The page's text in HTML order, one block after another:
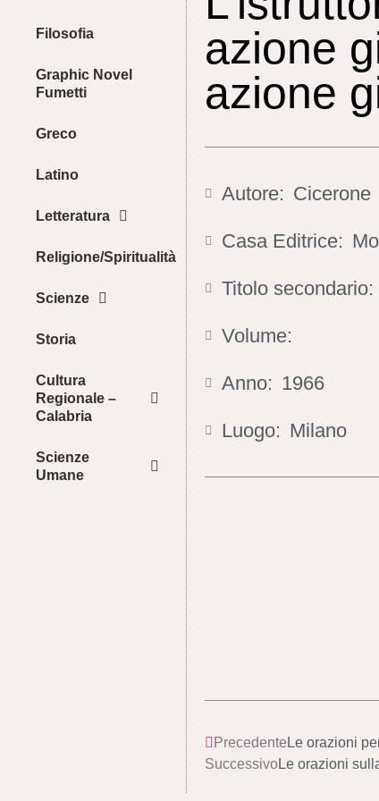
Filosofia
Graphic Novel
Fumetti
Greco
Latino
Letteratura
Religione/Spiritualità
Scienze
Storia
Cultura
Regionale –
Calabria
Scienze
Umane
azione
azione
Autore: Cicerone
Casa Editrice:
Titolo secondario:
Volume:
Anno: 1966
Luogo: Milano
Precedente Le orazioni
SuccessivoLe orazioni